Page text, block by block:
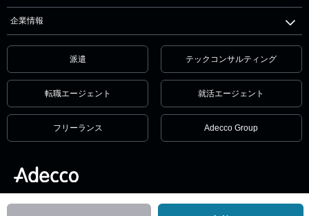
企業情報
派遣 テックコンサルティング
転職エージェント 就活エージェント
フリーランス Adecco Group